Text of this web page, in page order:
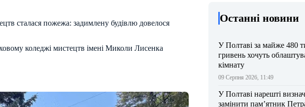
сталася пожежа: задимлену будівлю довелося
коледжі мистецтв імені Миколи Лисенка
Останні новини
У Полтаві за майже 480
гривень хочуть
кімнату
09 Серпня 2026, 11:49
У Полтаві нарешті
замінити пам’ятник